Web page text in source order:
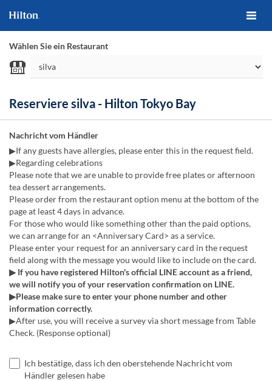
Wählen Sie ein Restaurant
Reserviere silva - Hilton Tokyo Bay
Nachricht vom Händler
▶If any guests have allergies, please enter this in the request field.
▶Regarding celebrations
Please note that we are unable to provide free plates or afternoon
tea dessert arrangements.
Please order from the restaurant option menu at the bottom of the
page at least 4 days in advance.
For those who would like something other than the paid options,
we can arrange for an <Anniversary Card> as a service.
Please enter your request for an anniversary card in the request
field along with the message you would like to include on the card.
▶ If you have registered Hilton's official LINE account as a friend,
we will notify you of your reservation confirmation on LINE.
▶Please make sure to enter your phone number and other
information correctly.
▶After use, you will receive a survey via short message from Table
Check. (Response optional)
Ich bestätige, dass ich den oberstehende Nachricht vom
Händler gelesen habe